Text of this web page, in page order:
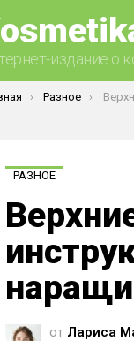
издание о
Разное Верхние
РАЗНОЕ
от Лариса